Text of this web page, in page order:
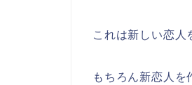
これは新しい恋人
もちろん新恋人を